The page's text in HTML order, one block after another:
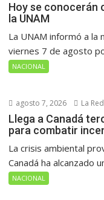
Hoy se conocerán
la UNAM
La UNAM informó a
viernes 7 de agosto
NACIONAL
agosto 7, 2026 La
Llega a Canadá
para combatir
La crisis ambiental
Canadá ha alcanzado
NACIONAL